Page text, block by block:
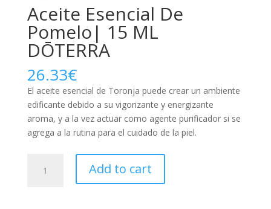
Aceite Esencial De
Pomelo| 15 ML
DŌTERRA
26.33€
El aceite esencial de Toronja puede crear un ambiente
edificante debido a su vigorizante y energizante
aroma, y a la vez actuar como agente purificador si se
agrega a la rutina para el cuidado de la piel.
Esencial
Add to cart